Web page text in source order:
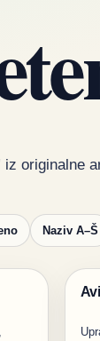
iz originalne
Naziv A–Š
Igre